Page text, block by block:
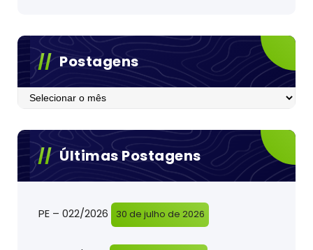
Postagens
Postagens
Últimas Postagens
PE – 022/2026 30 de julho de 2026